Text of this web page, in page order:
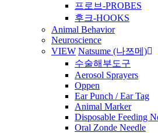
프로브-PROBES
후크-HOOKS
Animal Behavior
Neuroscience
VIEW Natsume (나쯔메)
수술해부도구
Aerosol Sprayers
Oppen
Ear Punch / Ear Tag
Animal Marker
Disposable Feeding
Oral Zonde Needle